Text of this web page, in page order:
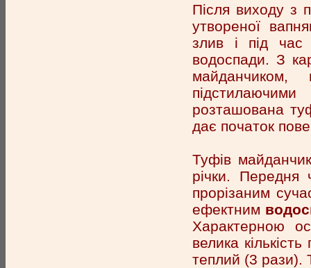
Після виходу з
утвореної
злив і під час
водоспади. З
розташована
дає початок
Туфів
річки. Передня
прорізаним
ефектним
Характерною
велика
теплий (3 рази).